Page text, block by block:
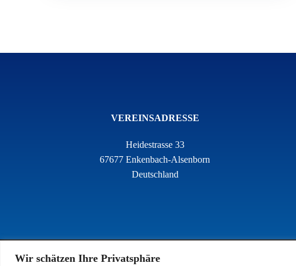
Wir schätzen Ihre Privatsphäre
VEREINSADRESSE
Heidestrasse 33
67677 Enkenbach-Alsenborn
Deutschland